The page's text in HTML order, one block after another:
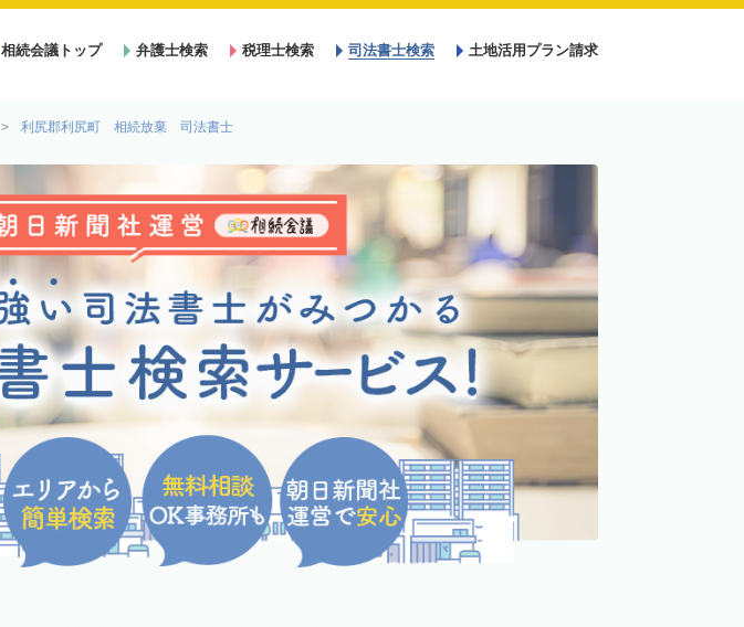
相続会議トップ 弁護士検索 税理士検索 司法書士検索 土地活用プラン請求
利尻郡利尻町 相続放棄 司法書士